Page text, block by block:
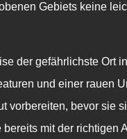
Gebiets keine
der gefährlichste Ort in
und einer rauen
vorbereiten, bevor sie
mit der richtigen